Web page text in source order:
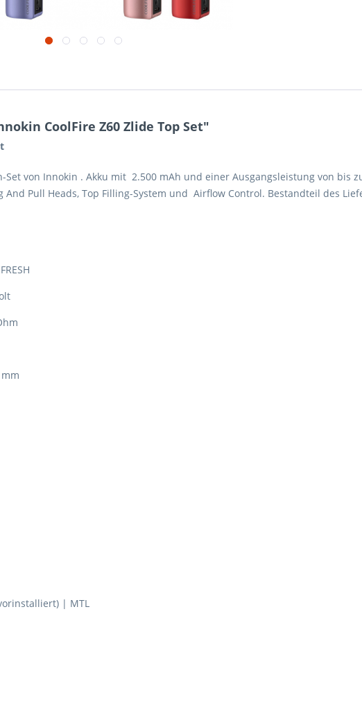
CoolFire Z60 Zlide Top Set"
Set von Innokin . Akku mit 2.500 mAh und einer Ausgangsleistung von bis
Pull Heads, Top Filling-System und Airflow Control. Bestandteil des
| MTL